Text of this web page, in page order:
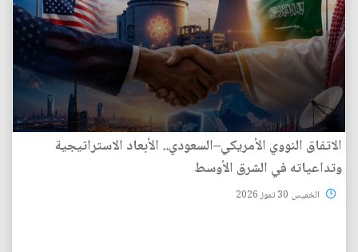
الاتفاق النووي الأمريكي–السعودي.. الأبعاد الاستراتيجية
وتداعياته في الشرق الأوسط
الخميس 30 تموز 2026